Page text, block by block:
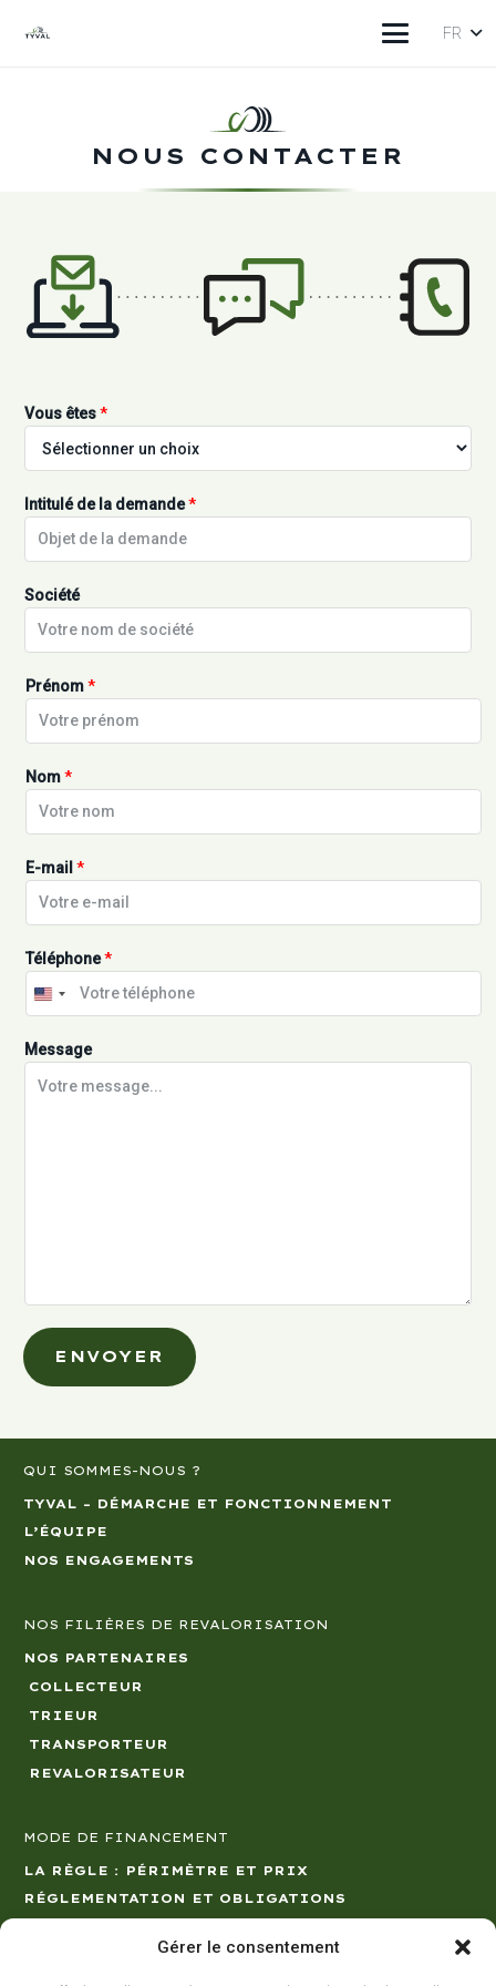
Gérer le consentement
FR
NOUS CONTACTER
Vous êtes*
Intitulé de la demande*
Société
Prénom*
Nom*
E-mail *
Téléphone*
Message
ENVOYER
QUI SOMMES-NOUS ?
TYVAL – DÉMARCHE ET FONCTIONNEMENT
L’ÉQUIPE
NOS ENGAGEMENTS
NOS FILIÈRES DE REVALORISATION
NOS PARTENAIRES
COLLECTEUR
TRIEUR
TRANSPORTEUR
REVALORISATEUR
MODE DE FINANCEMENT
LA RÈGLE : PÉRIMÈTRE ET PRIX
RÉGLEMENTATION ET OBLIGATIONS